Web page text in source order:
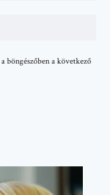
böngészőben a következő